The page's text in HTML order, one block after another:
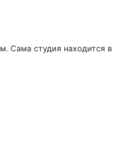
Сама студия находится в